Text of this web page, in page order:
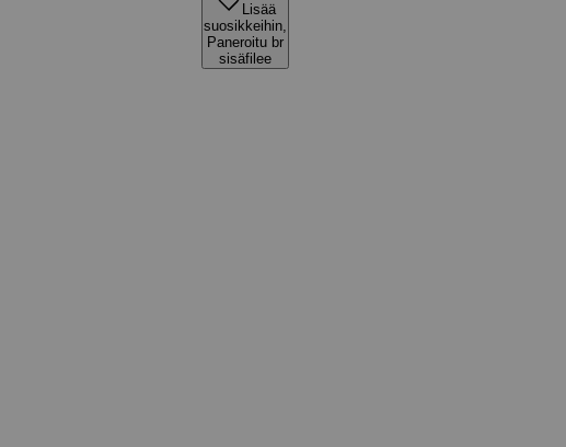
Lisää
suosikkeihin,
Paneroitu br
sisäfilee